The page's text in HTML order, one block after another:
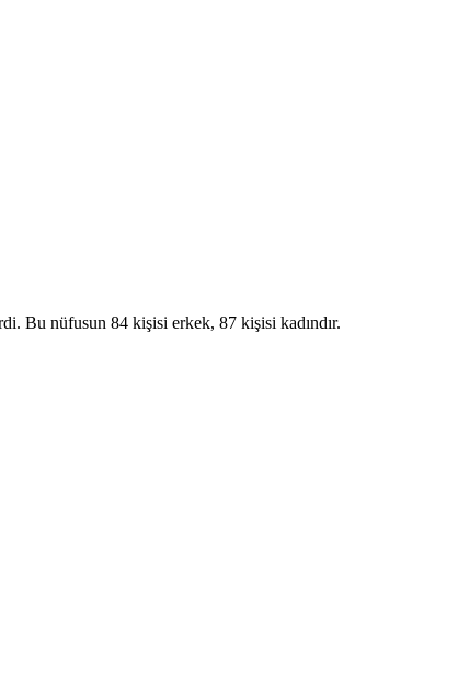
Bu nüfusun 84 kişisi erkek, 87 kişisi kadındır.